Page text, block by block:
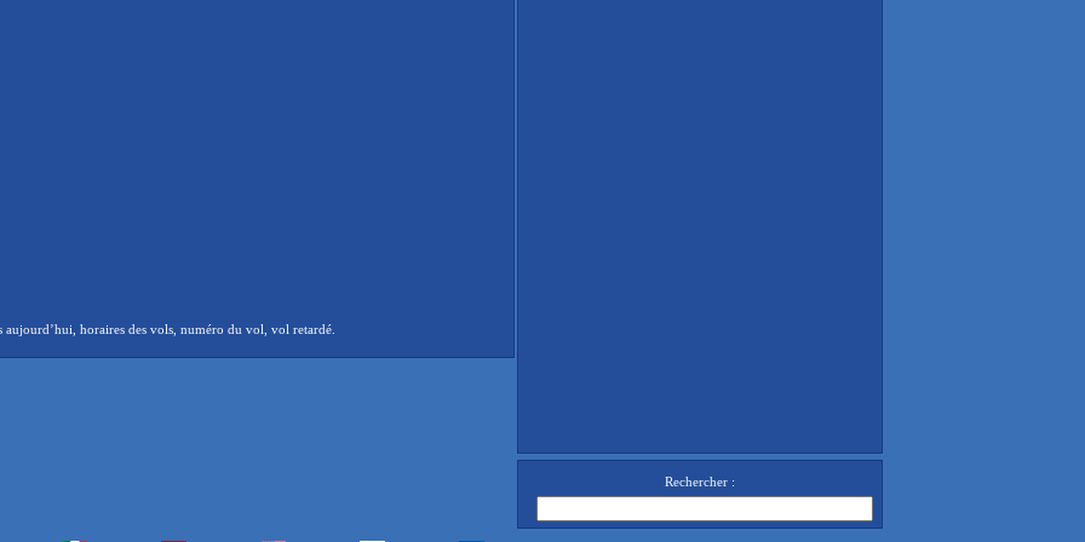
horaires des vols, numéro du vol, vol retardé.
Rechercher :